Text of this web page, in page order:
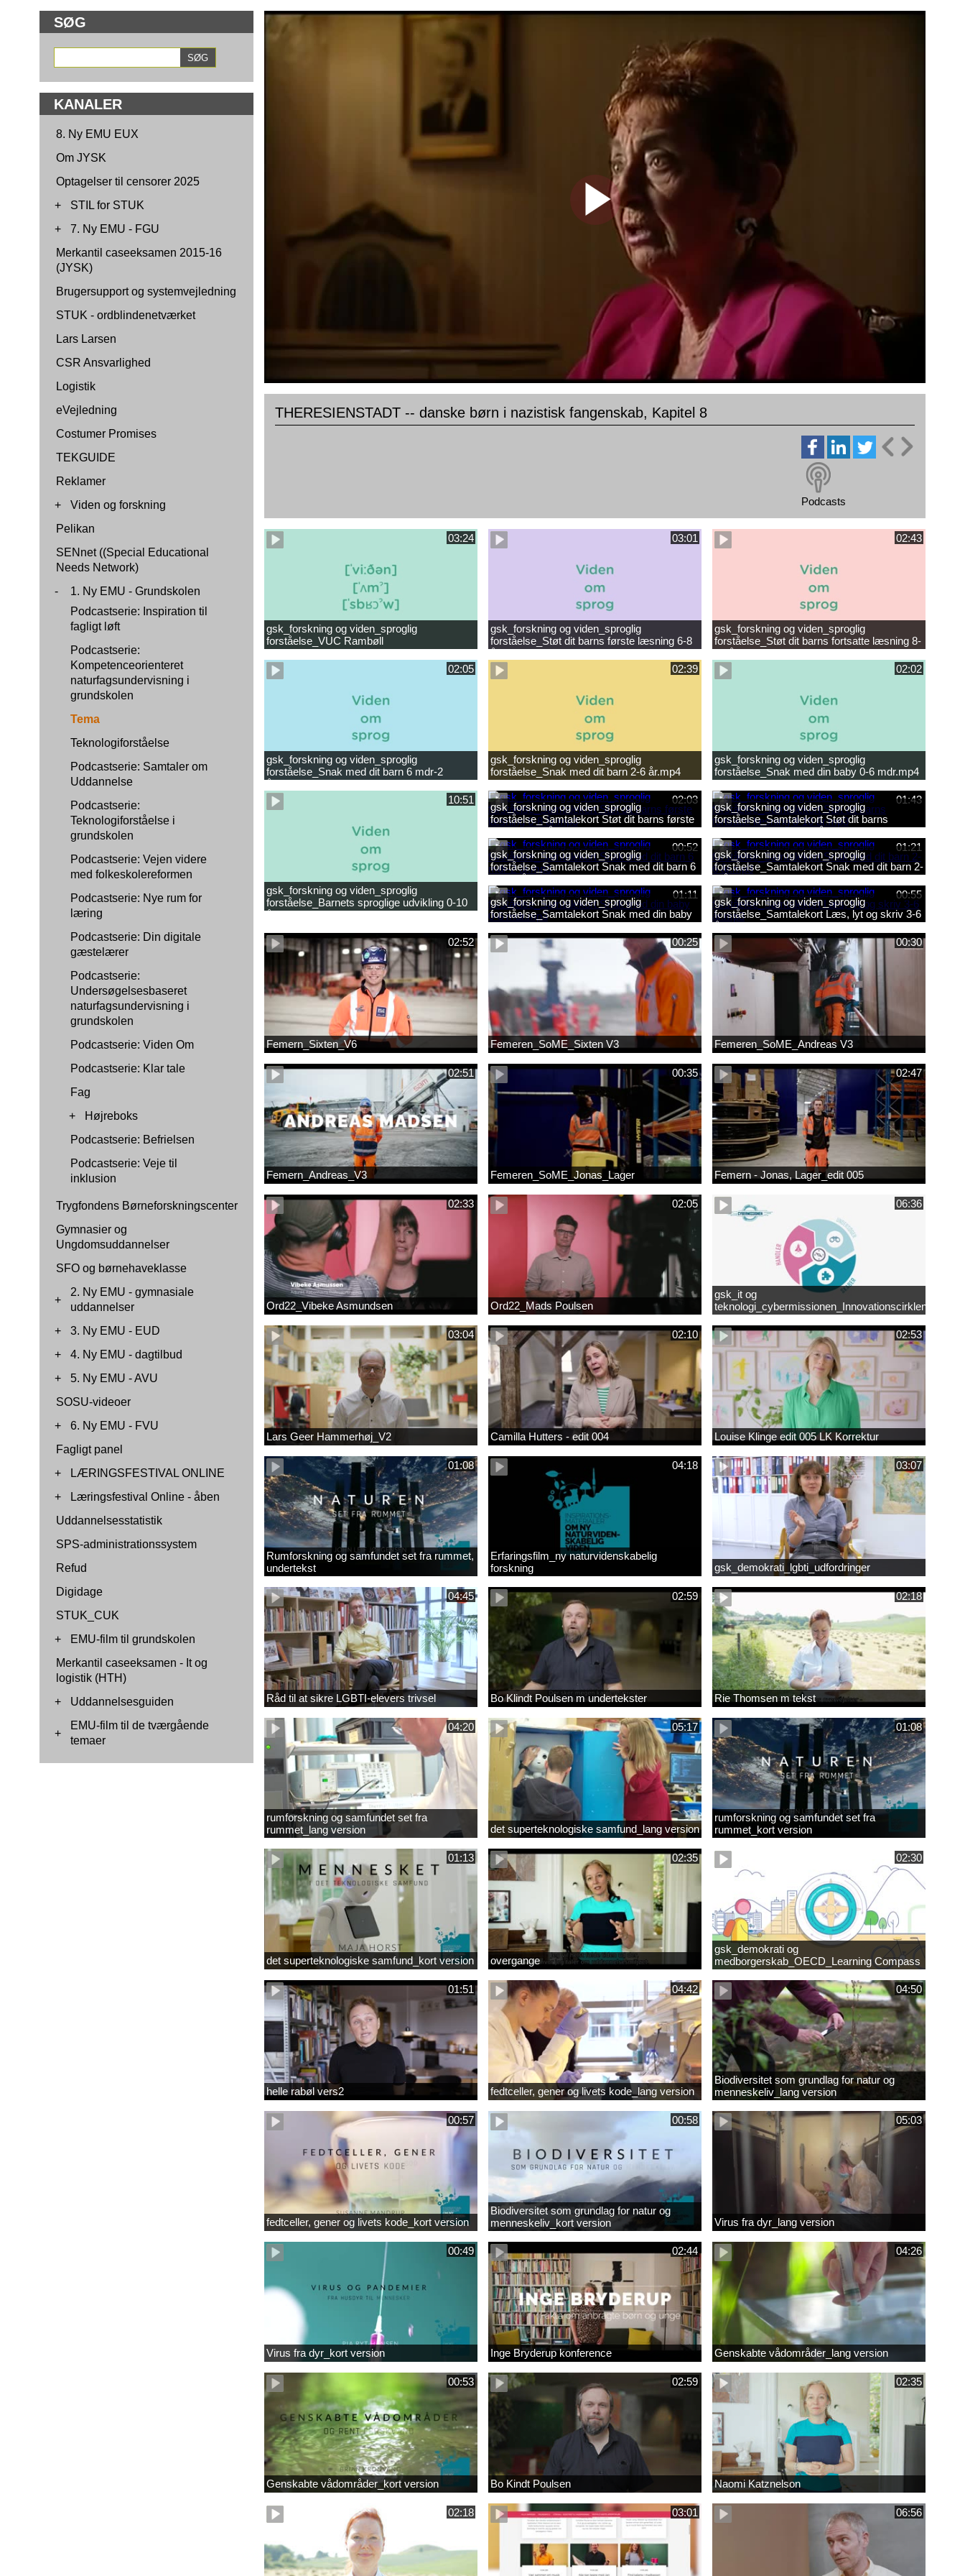
SØG
KANALER
8. Ny EMU EUX
Om JYSK
Optagelser til censorer 2025
+
STIL for STUK
+
7. Ny EMU - FGU
Merkantil caseeksamen 2015-16
(JYSK)
Brugersupport og systemvejledning
STUK - ordblindenetværket
Lars Larsen
CSR Ansvarlighed
Logistik
eVejledning
Costumer Promises
TEKGUIDE
Reklamer
+
Viden og forskning
Pelikan
SENnet ((Special Educational
Needs Network)
-
1. Ny EMU - Grundskolen
Podcastserie: Inspiration til
fagligt løft
Podcastserie:
Kompetenceorienteret
naturfagsundervisning i
grundskolen
Tema
Teknologiforståelse
Podcastserie: Samtaler om
Uddannelse
Podcastserie:
Teknologiforståelse i
grundskolen
Podcastserie: Vejen videre
med folkeskolereformen
Podcastserie: Nye rum for
læring
Podcastserie: Din digitale
gæstelærer
Podcastserie:
Undersøgelsesbaseret
naturfagsundervisning i
grundskolen
Podcastserie: Viden Om
Podcastserie: Klar tale
Fag
+
Højreboks
Podcastserie: Befrielsen
Podcastserie: Veje til
inklusion
Trygfondens Børneforskningscenter
Gymnasier og
Ungdomsuddannelser
SFO og børnehaveklasse
+
2. Ny EMU - gymnasiale
uddannelser
+
3. Ny EMU - EUD
+
4. Ny EMU - dagtilbud
+
5. Ny EMU - AVU
SOSU-videoer
+
6. Ny EMU - FVU
Fagligt panel
+
LÆRINGSFESTIVAL ONLINE
+
Læringsfestival Online - åben
Uddannelsesstatistik
SPS-administrationssystem
Refud
Digidage
STUK_CUK
+
EMU-film til grundskolen
Merkantil caseeksamen - It og
logistik (HTH)
+
Uddannelsesguiden
+
EMU-film til de tværgående
temaer
THERESIENSTADT -- danske børn i nazistisk fangenskab, Kapitel 8
Podcasts
03:24
gsk_forskning og viden_sproglig
forståelse_VUC Rambøll
læsevanskeligheder.mp4
03:01
gsk_forskning og viden_sproglig
forståelse_Støt dit barns første læsning 6-8
år.mp4
02:43
gsk_forskning og viden_sproglig
forståelse_Støt dit barns fortsatte læsning 8-
10 år.mp4
02:05
gsk_forskning og viden_sproglig
forståelse_Snak med dit barn 6 mdr-2
år.mp4
02:39
gsk_forskning og viden_sproglig
forståelse_Snak med dit barn 2-6 år.mp4
02:02
gsk_forskning og viden_sproglig
forståelse_Snak med din baby 0-6 mdr.mp4
10:51
gsk_forskning og viden_sproglig
forståelse_Barnets sproglige udvikling 0-10
år_samlet film.mp4
02:03
gsk_forskning og viden_sproglig
forståelse_Samtalekort Støt dit barns første
læsning 6-8 år.mp3
01:43
gsk_forskning og viden_sproglig
forståelse_Samtalekort Støt dit barns
fortsatte læsning 8-10 år.mp3
00:52
gsk_forskning og viden_sproglig
forståelse_Samtalekort Snak med dit barn 6
mdr-2 år.mp3
01:21
gsk_forskning og viden_sproglig
forståelse_Samtalekort Snak med dit barn 2-
6 år.mp3
01:11
gsk_forskning og viden_sproglig
forståelse_Samtalekort Snak med din baby
0-6 mdr.mp3
00:55
gsk_forskning og viden_sproglig
forståelse_Samtalekort Læs, lyt og skriv 3-6
år.mp3
02:52
Femern_Sixten_V6
00:25
Femeren_SoME_Sixten V3
00:30
Femeren_SoME_Andreas V3
02:51
Femern_Andreas_V3
00:35
Femeren_SoME_Jonas_Lager
02:47
Femern - Jonas, Lager_edit 005
02:33
Ord22_Vibeke Asmundsen
02:05
Ord22_Mads Poulsen
06:36
gsk_it og
teknologi_cybermissionen_Innovationscirklen
03:04
Lars Geer Hammerhøj_V2
02:10
Camilla Hutters - edit 004
02:53
Louise Klinge edit 005 LK Korrektur
01:08
Rumforskning og samfundet set fra rummet,
undertekst
04:18
Erfaringsfilm_ny naturvidenskabelig
forskning
03:07
gsk_demokrati_lgbti_udfordringer
04:45
Råd til at sikre LGBTI-elevers trivsel
02:59
Bo Klindt Poulsen m undertekster
02:18
Rie Thomsen m tekst
04:20
rumforskning og samfundet set fra
rummet_lang version
05:17
det superteknologiske samfund_lang version
01:08
rumforskning og samfundet set fra
rummet_kort version
01:13
det superteknologiske samfund_kort version
02:35
overgange
02:30
gsk_demokrati og
medborgerskab_OECD_Learning Compass
2030
01:51
helle rabøl vers2
04:42
fedtceller, gener og livets kode_lang version
04:50
Biodiversitet som grundlag for natur og
menneskeliv_lang version
00:57
fedtceller, gener og livets kode_kort version
00:58
Biodiversitet som grundlag for natur og
menneskeliv_kort version
05:03
Virus fra dyr_lang version
00:49
Virus fra dyr_kort version
02:44
Inge Bryderup konference
04:26
Genskabte vådområder_lang version
00:53
Genskabte vådområder_kort version
02:59
Bo Kindt Poulsen
02:35
Naomi Katznelson
02:18 03:01 06:56